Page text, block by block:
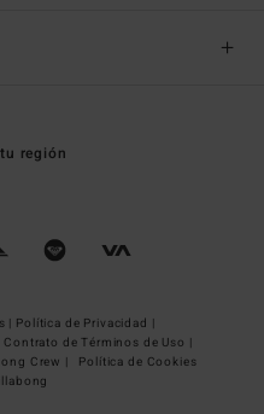
región
| Política de Privacidad |
Contrato de Términos de Uso |
Crew |
Política de Cookies